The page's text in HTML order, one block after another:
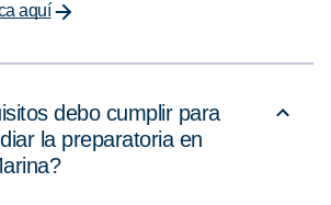
aquí
debo cumplir para
la preparatoria en